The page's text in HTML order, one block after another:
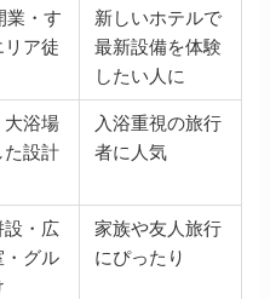
業・す
ア徒
新しいホテルで
最新設備を体験
したい人に
大浴場
た設計
入浴重視の旅行
者に人気
設・広
・グル
家族や友人旅行
にぴったり